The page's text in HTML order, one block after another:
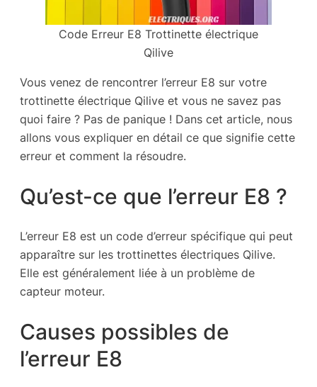
Code Erreur E8 Trottinette électrique
Qilive
Vous venez de rencontrer l’erreur E8 sur votre
trottinette électrique Qilive et vous ne savez pas
quoi faire ? Pas de panique ! Dans cet article, nous
allons vous expliquer en détail ce que signifie cette
erreur et comment la résoudre.
Qu’est-ce que l’erreur E8 ?
L’erreur E8 est un code d’erreur spécifique qui peut
apparaître sur les trottinettes électriques Qilive.
Elle est généralement liée à un problème de
capteur moteur.
Causes possibles de
l’erreur E8